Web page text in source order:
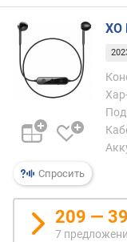
в
к
а
д
р
а
Спросить
XO
209 —
7